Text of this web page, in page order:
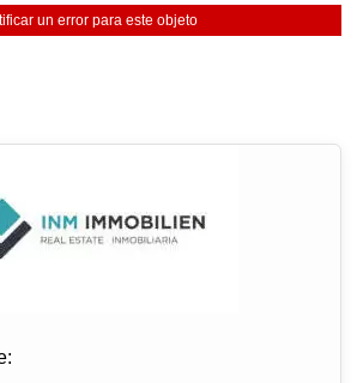
un error para este objeto